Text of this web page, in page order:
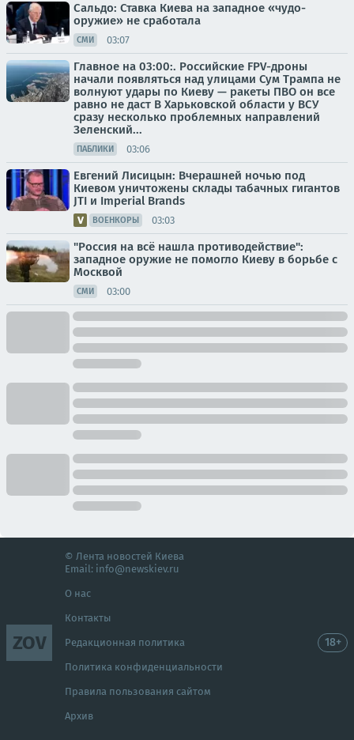
Сальдо: Ставка Киева на западное «чудо-
оружие» не сработала
СМИ 03:07
Главное на 03:00:. Российские FPV-дроны
начали появляться над улицами Сум Трампа не
волнуют удары по Киеву — ракеты ПВО он все
равно не даст В Харьковской области у ВСУ
сразу несколько проблемных направлений
Зеленский...
ПАБЛИКИ 03:06
Евгений Лисицын: Вчерашней ночью под
Киевом уничтожены склады табачных гигантов
JTI и Imperial Brands
ВОЕНКОРЫ 03:03
"Россия на всё нашла противодействие":
западное оружие не помогло Киеву в борьбе с
Москвой
СМИ 03:00
ZOV
© Лента новостей Киева
Email: info@newskiev.ru
О нас
Контакты
Редакционная политика
Политика конфиденциальности
Правила пользования сайтом
Архив
18+